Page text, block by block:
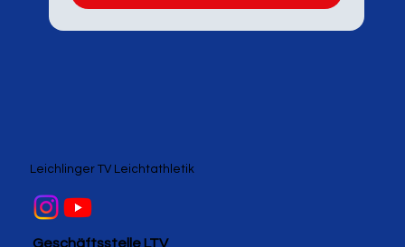
Geschäftsstelle LTV
Leichlinger TV Leichtathletik